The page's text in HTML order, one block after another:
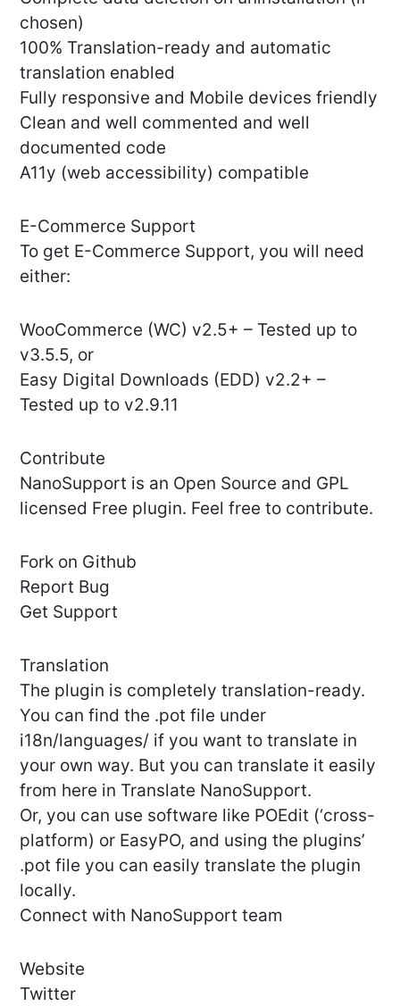
chosen)
100% Translation-ready and automatic
translation enabled
Fully responsive and Mobile devices friendly
Clean and well commented and well
documented code
A11y (web accessibility) compatible
E-Commerce Support
To get E-Commerce Support, you will need
either:
WooCommerce (WC) v2.5+ – Tested up to
v3.5.5, or
Easy Digital Downloads (EDD) v2.2+ –
Tested up to v2.9.11
Contribute
NanoSupport is an Open Source and GPL
licensed Free plugin. Feel free to contribute.
Fork on Github
Report Bug
Get Support
Translation
The plugin is completely translation-ready.
You can find the .pot file under
i18n/languages/ if you want to translate in
your own way. But you can translate it easily
from here in Translate NanoSupport.
Or, you can use software like POEdit (‘cross-
platform) or EasyPO, and using the plugins’
.pot file you can easily translate the plugin
locally.
Connect with NanoSupport team
Website
Twitter